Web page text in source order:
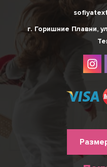
г. Горишние Плавни,
нижнього